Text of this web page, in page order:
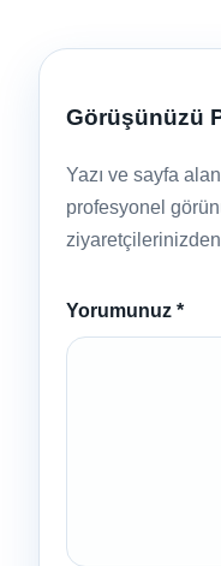
Görüşünüzü
Yazı ve sayfa
profesyonel
Yorumunuz *